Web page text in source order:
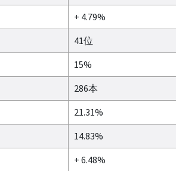
+ 4.79%
41位
15%
286本
21.31%
14.83%
+ 6.48%